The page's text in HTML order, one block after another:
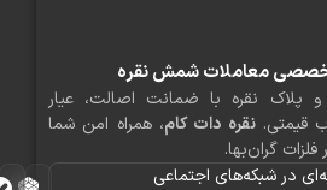
شمش نقره
با ضمانت اصالت، عیار
نقره دات کام ، همراه امن شما
اجتماعی